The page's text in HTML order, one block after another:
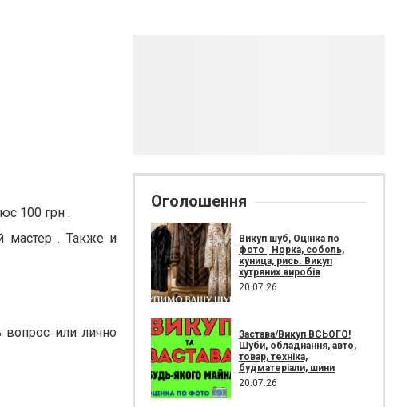
100 грн .
мастер . Также и
вопрос или лично
Оголошення
Викуп шуб, Оцінка по
фото | Норка, соболь,
куница, рись. Викуп
хутряних виробів
20.07.26
Застава/Викуп ВСЬОГО!
Шуби, обладнання, авто,
товар, техніка,
будматеріали, шини
20.07.26